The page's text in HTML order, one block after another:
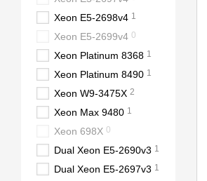
Xeon E5-2698v4 1
Xeon E5-2699v4 0
Xeon Platinum 8368 1
Xeon Platinum 8490 1
Xeon W9-3475X 2
Xeon Max 9480 1
Xeon 698X 0
Dual Xeon E5-2690v3 1
Dual Xeon E5-2697v3 1